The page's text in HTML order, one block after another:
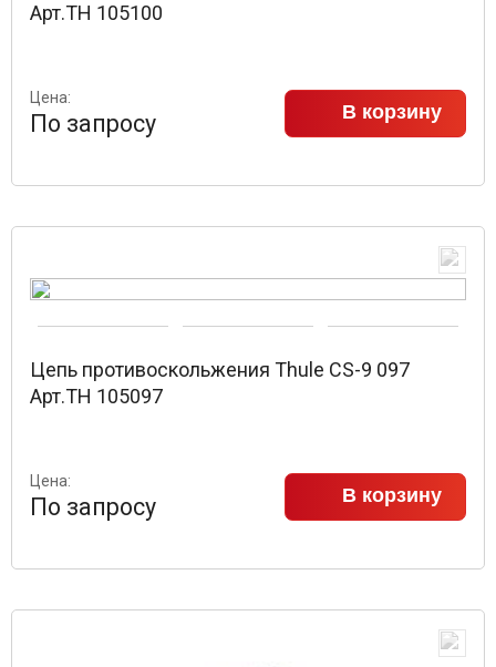
Арт.TH 105100
Цена:
По запросу В корзину
Цепь противоскольжения Thule CS-9 097
Арт.TH 105097
Цена:
По запросу В корзину